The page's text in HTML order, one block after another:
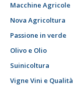
Macchine Agricole
Nova Agricoltura
Passione in verde
Olivo e Olio
Suinicoltura
Vigne Vini e Qualità